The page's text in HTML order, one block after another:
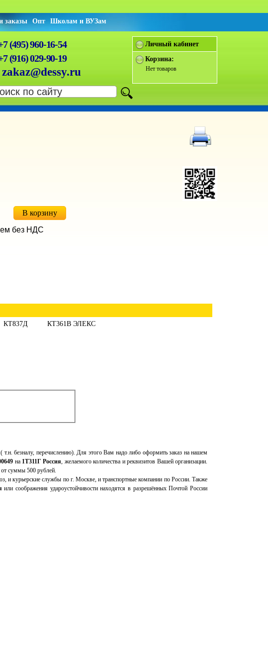
заказы Опт Школам и ВУЗам
(495) 960-16-54
(916) 029-90-19
zakaz@dessy.ru
Личный кабинет
Корзина:
Нет товаров
В корзину
без НДС
КТ837Д КТ361В ЭЛЕКС
т.н. безналу, перечислению). Для этого Вам надо либо оформить заказ на нашем
на 1Т311Г Россия , желаемого количества и реквизитов Вашей организации.
суммы 500 рублей.
и курьерские службы по г. Москве, и транспортные компании по России. Также
или соображения удароустойчивости находятся в разрешённых Почтой России